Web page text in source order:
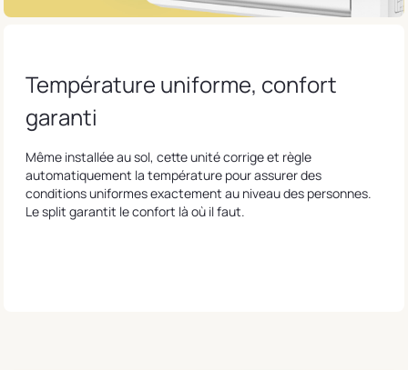
Température uniforme, confort
garanti
Même installée au sol, cette unité corrige et règle
automatiquement la température pour assurer des
conditions uniformes exactement au niveau des personnes.
Le split garantit le confort là où il faut.